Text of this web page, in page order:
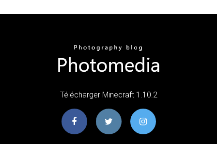
Télécharger Minecraft 1.10.2